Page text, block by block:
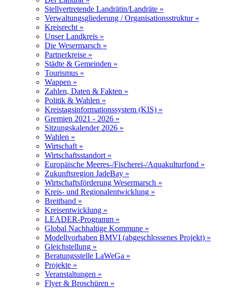
Stellvertretende Landrätin/Landräte »
Verwaltungsgliederung / Organisationsstruktur »
Kreisrecht »
Unser Landkreis »
Die Wesermarsch »
Partnerkreise »
Städte & Gemeinden »
Tourismus »
Wappen »
Zahlen, Daten & Fakten »
Politik & Wahlen »
Kreistagsinformationssystem (KIS) »
Gremien 2021 - 2026 »
Sitzungskalender 2026 »
Wahlen »
Wirtschaft »
Wirtschaftsstandort »
Europäische Meeres-/Fischerei-/Aquakulturfond »
Zukunftsregion JadeBay »
Wirtschaftsförderung Wesermarsch »
Kreis- und Regionalentwicklung »
Breitband »
Kreisentwicklung »
LEADER-Programm »
Global Nachhaltige Kommune »
Modellvorhaben BMVI (abgeschlossenes Projekt) »
Gleichstellung »
Beratungsstelle LaWeGa »
Projekte »
Veranstaltungen »
Flyer & Broschüren »